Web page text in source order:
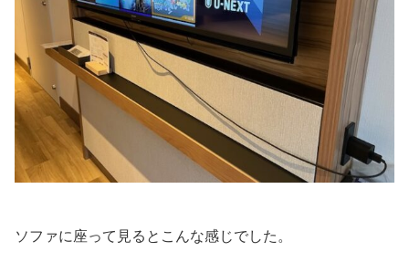
ソファに座って見るとこんな感じでした。